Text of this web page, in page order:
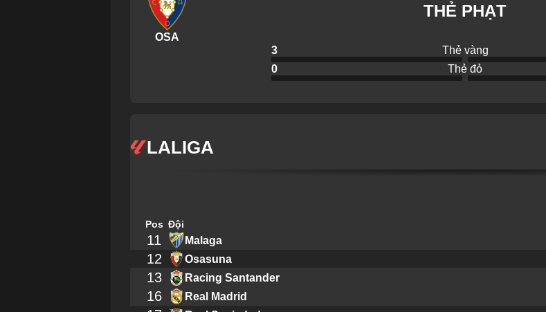
OSA
THẺ PHẠT
3
Thẻ vàng
0
Thẻ đỏ
LALIGA
Pos Đội
11 Malaga
12 Osasuna
13 Racing Santander
16 Real Madrid